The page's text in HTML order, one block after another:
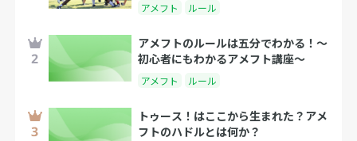
アメフト ルール
アメフトのルールは五分でわかる！〜
初心者にもわかるアメフト講座〜
アメフト ルール
トゥース！はここから生まれた？アメ
フトのハドルとは何か？